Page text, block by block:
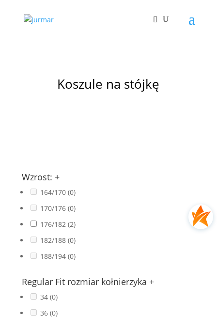
Koszule na stójkę
Wzrost: +
164/170 (0)
170/176 (0)
176/182 (2)
182/188 (0)
188/194 (0)
Regular Fit rozmiar kołnierzyka +
34 (0)
36 (0)